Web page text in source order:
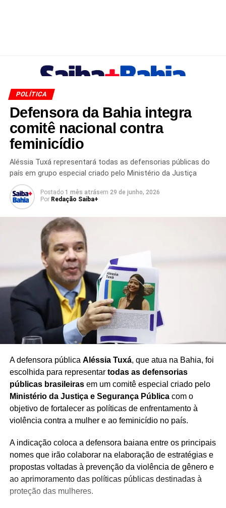
POLÍTICA
Defensora da Bahia integra
comitê nacional contra
feminicídio
Aléssia Tuxá representará todas as defensorias públicas do
país em grupo especial criado pelo Ministério da Justiça
Postado 1 mês atrásem 29 de junho, 2026
Por Redação Saiba+
A defensora pública Aléssia Tuxá, que atua na Bahia, foi
escolhida para representar todas as defensorias
públicas brasileirasem um comitê especial criado pelo
Ministério da Justiça e Segurança Públicacom o
objetivo de fortalecer as políticas de enfrentamento à
violência contra a mulher e ao feminicídio no país.
A indicação coloca a defensora baiana entre os principais
nomes que irão colaborar na elaboração de estratégias e
propostas voltadas à prevenção da violência de gênero e
ao aprimoramento das políticas públicas destinadas à
proteção das mulheres.